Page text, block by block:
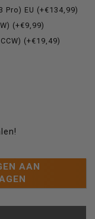
Pro) EU (+€134,99)
(+€9,99)
(+€19,49)
AAN